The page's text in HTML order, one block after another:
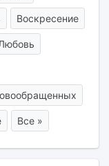
Воскресение
Все »